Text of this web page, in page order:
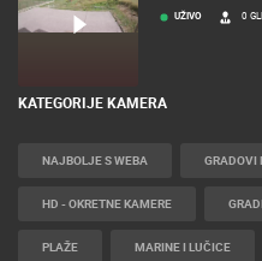
UŽIVO 0
KATEGORIJE KAMERA
NAJBOLJE S WEBA GRADOVI
HD - OKRETNE KAMERE
PLAŽE MARINE I LUČICE